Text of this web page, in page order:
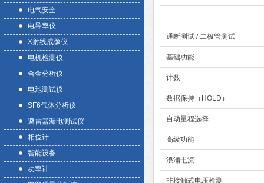
电气安全
电导率仪
X射线成像仪
电机检测仪
合金分析仪
电池测试仪
SF6气体分析仪
避雷器漏电测试仪
相位计
智能设备
功率计
通断测试 / 二极管测试
基础功能
计数
数据保持（HOLD）
自动量程选择
高级功能
浪涌电流
非接触式电压检测